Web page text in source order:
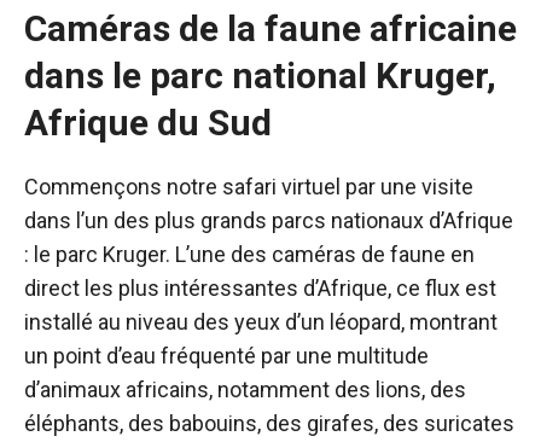
Caméras de la faune africaine
dans le parc national Kruger,
Afrique du Sud
Commençons notre safari virtuel par une visite
dans l’un des plus grands parcs nationaux d’Afrique
: le parc Kruger. L’une des caméras de faune en
direct les plus intéressantes d’Afrique, ce flux est
installé au niveau des yeux d’un léopard, montrant
un point d’eau fréquenté par une multitude
d’animaux africains, notamment des lions, des
éléphants, des babouins, des girafes, des suricates